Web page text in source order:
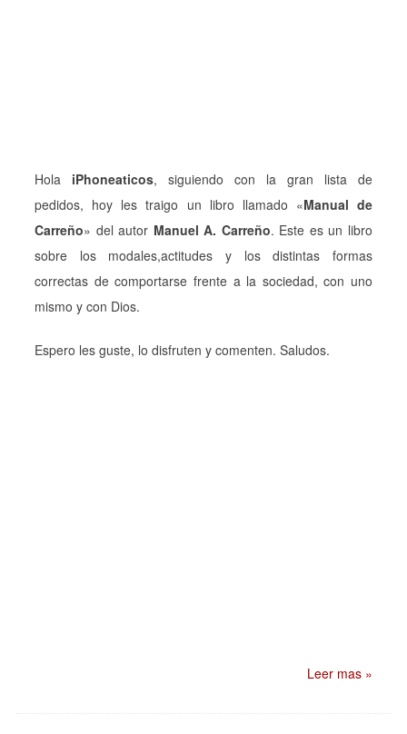
Hola iPhoneaticos, siguiendo con la gran lista de
pedidos, hoy les traigo un libro llamado «Manual de
Carreño» del autor Manuel A. Carreño. Este es un libro
sobre los modales,actitudes y los distintas formas
correctas de comportarse frente a la sociedad, con uno
mismo y con Dios.
Espero les guste, lo disfruten y comenten. Saludos.
Leer mas »